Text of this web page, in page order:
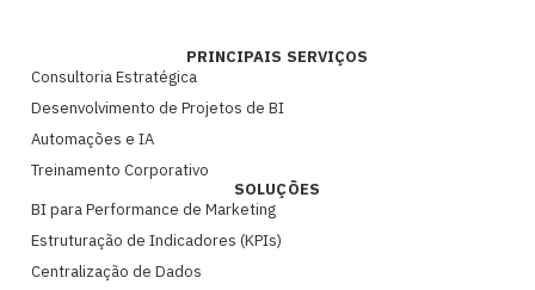
PRINCIPAIS SERVIÇOS
Consultoria Estratégica
Desenvolvimento de Projetos de BI
Automações e IA
Treinamento Corporativo
SOLUÇÕES
BI para Performance de Marketing
Estruturação de Indicadores (KPIs)
Centralização de Dados